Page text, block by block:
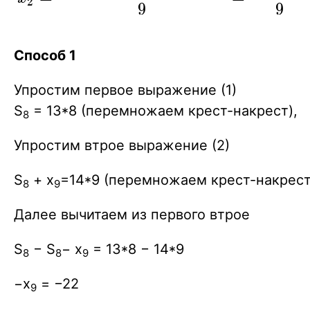
9 9
Способ 1
Упростим первое выражение (1)
S8 = 13*8 (перемножаем крест-накрест),
Упростим втрое выражение (2)
S8 + x9=14*9 (перемножаем крест-
Далее вычитаем из первого втрое
S8 − S8− x9 = 13*8 − 14*9
−x9 = −22